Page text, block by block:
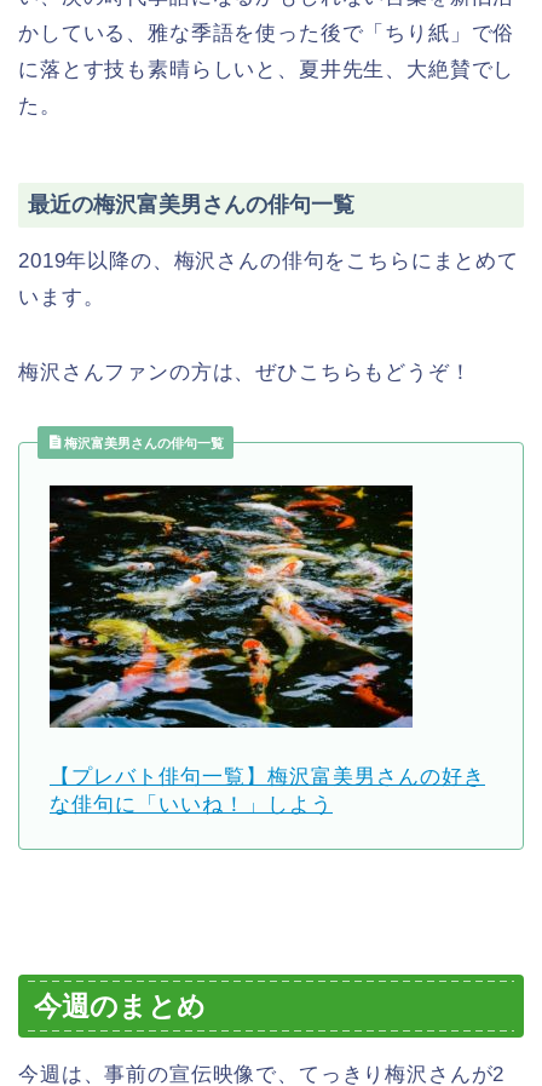
かしている、雅な季語を使った後で「ちり紙」で俗
に落とす技も素晴らしいと、夏井先生、大絶賛でし
た。
最近の梅沢富美男さんの俳句一覧
2019年以降の、梅沢さんの俳句をこちらにまとめて
います。
梅沢さんファンの方は、ぜひこちらもどうぞ！
梅沢富美男さんの俳句一覧
【プレバト俳句一覧】梅沢富美男さんの好き
な俳句に「いいね！」しよう
今週のまとめ
今週は、事前の宣伝映像で、てっきり梅沢さんが2